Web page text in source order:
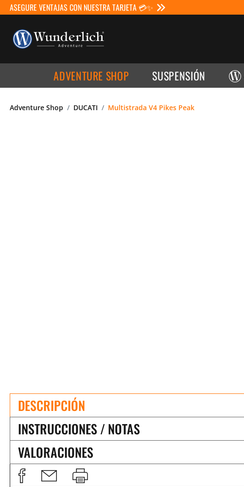
ASEGURE VENTAJAS CON NUESTRA TARJETA 💳✨
ADVENTURE SHOP SUSPENSIÓN
Adventure Shop DUCATI Multistrada V4 Pikes Peak
DESCRIPCIÓN
INSTRUCCIONES / NOTAS
VALORACIONES